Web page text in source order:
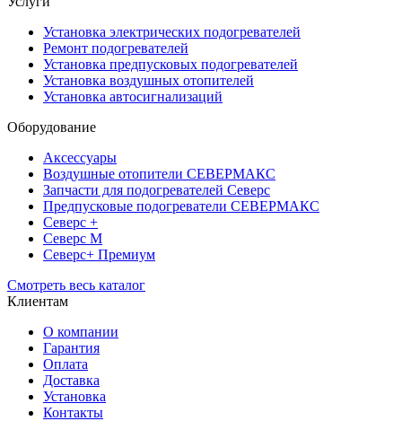
Установка электрических подогревателей
Ремонт подогревателей
Установка предпусковых подогревателей
Установка воздушных отопителей
Установка автосигнализаций
Оборудование
Аксессуары
Воздушные отопители СЕВЕРМАКС
Запчасти для подогревателей Северс
Предпусковые подогреватели СЕВЕРМАКС
Северс +
Северс М
Северс+ Премиум
Смотреть весь каталог
Клиентам
О компании
Гарантия
Оплата
Доставка
Установка
Контакты